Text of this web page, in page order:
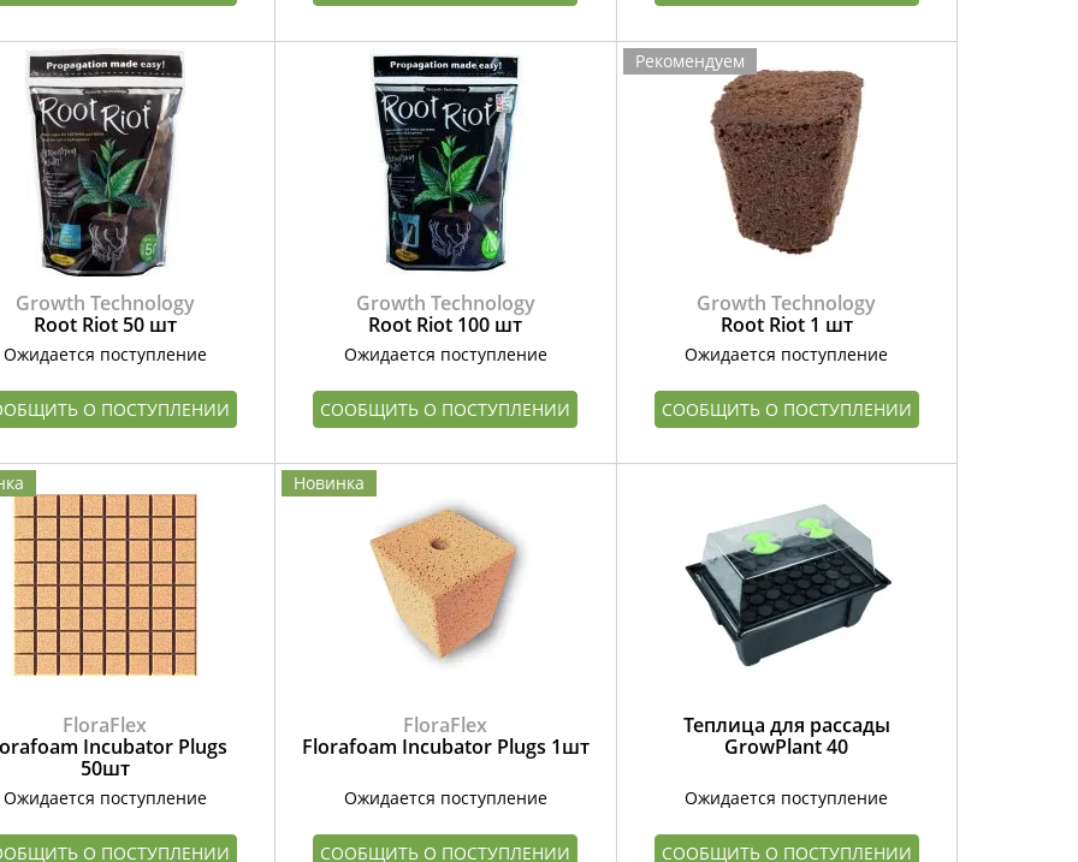
Growth Technology
Root Riot 50 шт
Ожидается поступление
О ПОСТУПЛЕНИИ
Growth Technology
Root Riot 100 шт
Ожидается поступление
СООБЩИТЬ О ПОСТУПЛЕНИИ
Рекомендуем
Growth Technology
Root Riot 1 шт
Ожидается поступление
СООБЩИТЬ О ПОСТУПЛЕНИИ
FloraFlex
Incubator Plugs
50шт
Ожидается поступление
О ПОСТУПЛЕНИИ
Новинка
FloraFlex
Florafoam Incubator Plugs 1шт
Ожидается поступление
СООБЩИТЬ О ПОСТУПЛЕНИИ
Теплица для рассады
GrowPlant 40
Ожидается поступление
СООБЩИТЬ О ПОСТУПЛЕНИИ